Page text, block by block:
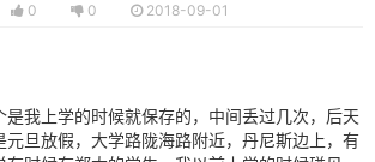
0 0 2018-09-01
是我上学的时候就保存的，中间丢过几次，后天
元旦放假，大学路陇海路附近，丹尼斯边上，有